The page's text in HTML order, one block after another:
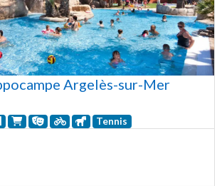
Argelès-sur-Mer
Tennis